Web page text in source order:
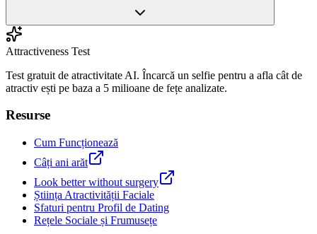
Attractiveness Test
Test gratuit de atractivitate AI. Încarcă un selfie pentru a afla cât de
atractiv ești pe baza a 5 milioane de fețe analizate.
Resurse
Cum Funcționează
Câți ani arăt
Look better without surgery
Știința Atractivității Faciale
Sfaturi pentru Profil de Dating
Rețele Sociale și Frumusețe